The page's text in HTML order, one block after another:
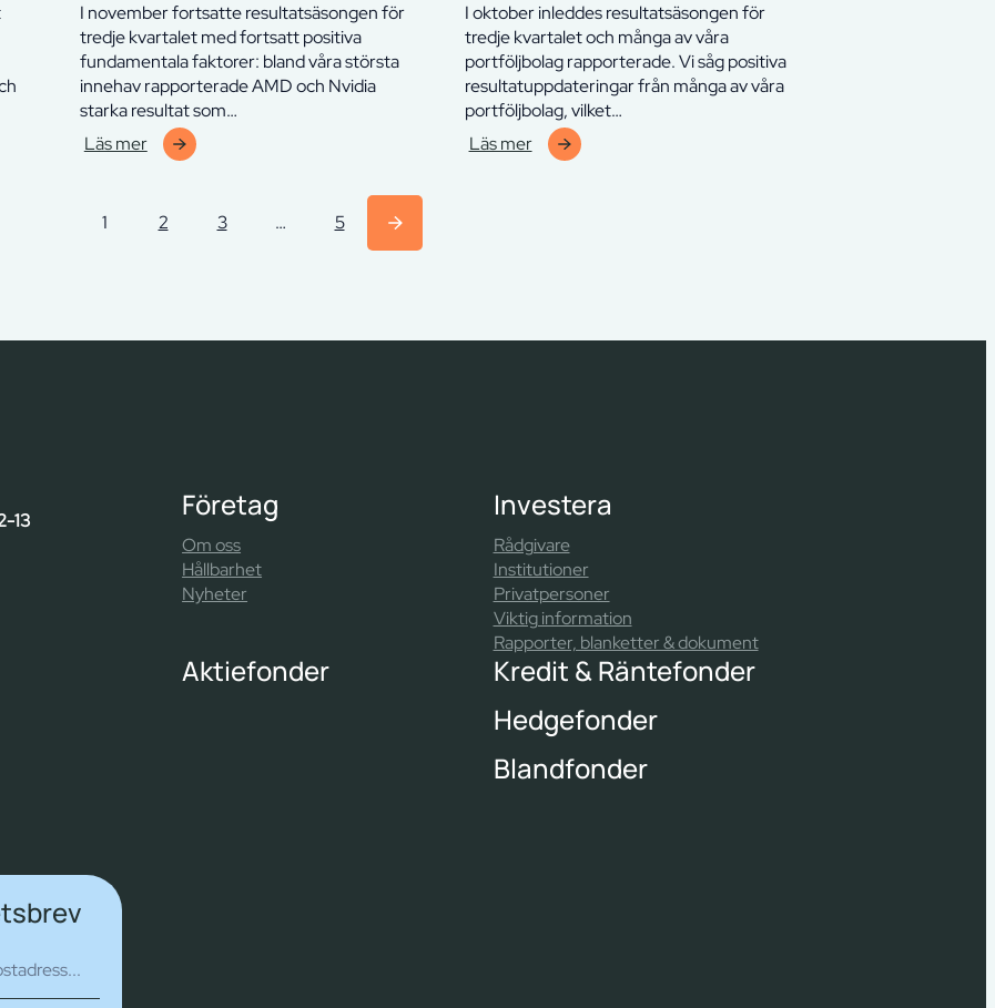
I november fortsatte resultatsäsongen för
tredje kvartalet med fortsatt positiva
fundamentala faktorer: bland våra största
innehav rapporterade AMD och Nvidia
starka resultat som…
Läs mer
Thyra
I oktober inleddes resultatsäsongen för
tredje kvartalet och många av våra
portföljbolag rapporterade. Vi såg positiva
resultatuppdateringar från många av våra
portföljbolag, vilket…
Läs mer
1 2 3 … 5
13 Företag
Om oss
Hållbarhet
Nyheter
Investera
Rådgivare
Institutioner
Privatpersoner
Viktig information
Rapporter, blanketter & dokument
Aktiefonder
Kredit & Räntefonder
Hedgefonder
Blandfonder